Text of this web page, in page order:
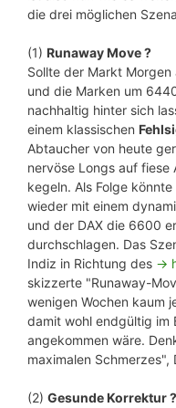
die drei möglichen
(1) Runaway Move ?
Sollte der Markt
und die Marken um
nachhaltig hinter sich
einem klassischen
Abtaucher von heute
nervöse Longs auf fiese
kegeln. Als Folge
wieder mit einem
und der DAX die 6600
durchschlagen. Das
Indiz in Richtung des ->
skizzerte "Runaway-
wenigen Wochen kaum
damit wohl endgültig im
angekommen wäre.
maximalen
(2) Gesunde Korrektur ?